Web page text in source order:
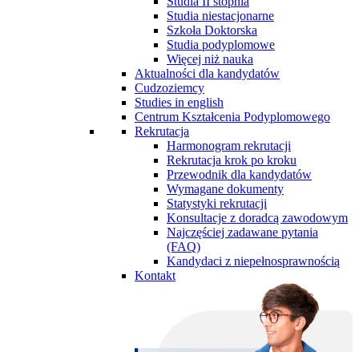
Studia niestacjonarne
Szkoła Doktorska
Studia podyplomowe
Więcej niż nauka
Aktualności dla kandydatów
Cudzoziemcy
Studies in english
Centrum Kształcenia Podyplomowego
Rekrutacja
Harmonogram rekrutacji
Rekrutacja krok po kroku
Przewodnik dla kandydatów
Wymagane dokumenty
Statystyki rekrutacji
Konsultacje z doradcą zawodowym
Najczęściej zadawane pytania
(FAQ)
Kandydaci z niepełnosprawnością
Kontakt